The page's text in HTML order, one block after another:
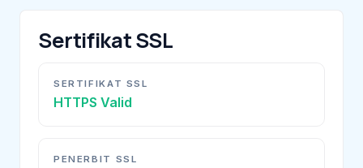
Sertifikat SSL
SERTIFIKAT SSL
HTTPS Valid
PENERBIT SSL